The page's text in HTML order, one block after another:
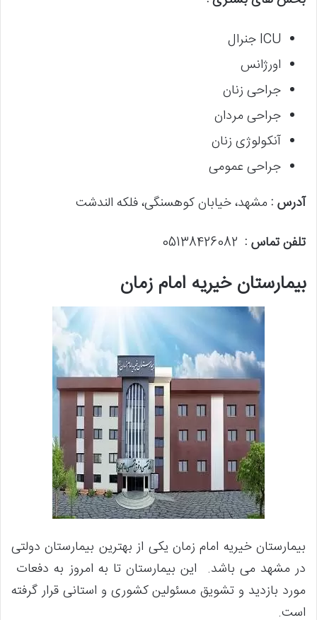
ICU جنرال
اورژانس
جراحی زنان
جراحی مردان
آنکولوژی زنان
جراحی عمومی
آدرس :مشهد، خیابان کوهسنگی، فلکه الندشت
تلفن تماس :
بیمارستان خیریه امام زمان
بیمارستان خیریه امام زمان یکی از بهترین بیمارستان دولتی
در مشهد می باشد. این بیمارستان تا به امروز به دفعات
مورد بازدید و تشویق مسئولین کشوری و استانی قرار گرفته
است.